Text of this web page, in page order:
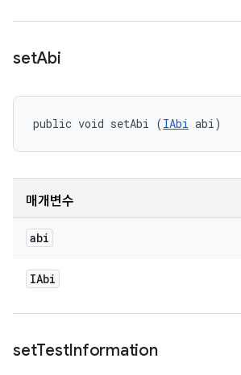
setAbi
public void setAbi (IAbi abi)
매개변수
abi
IAbi
setTestInformation